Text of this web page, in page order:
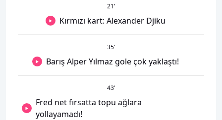
21’
Kırmızı kart: Alexander Djiku
35’
Barış Alper Yılmaz gole çok yaklaştı!
43’
Fred net fırsatta topu ağlara
yollayamadı!